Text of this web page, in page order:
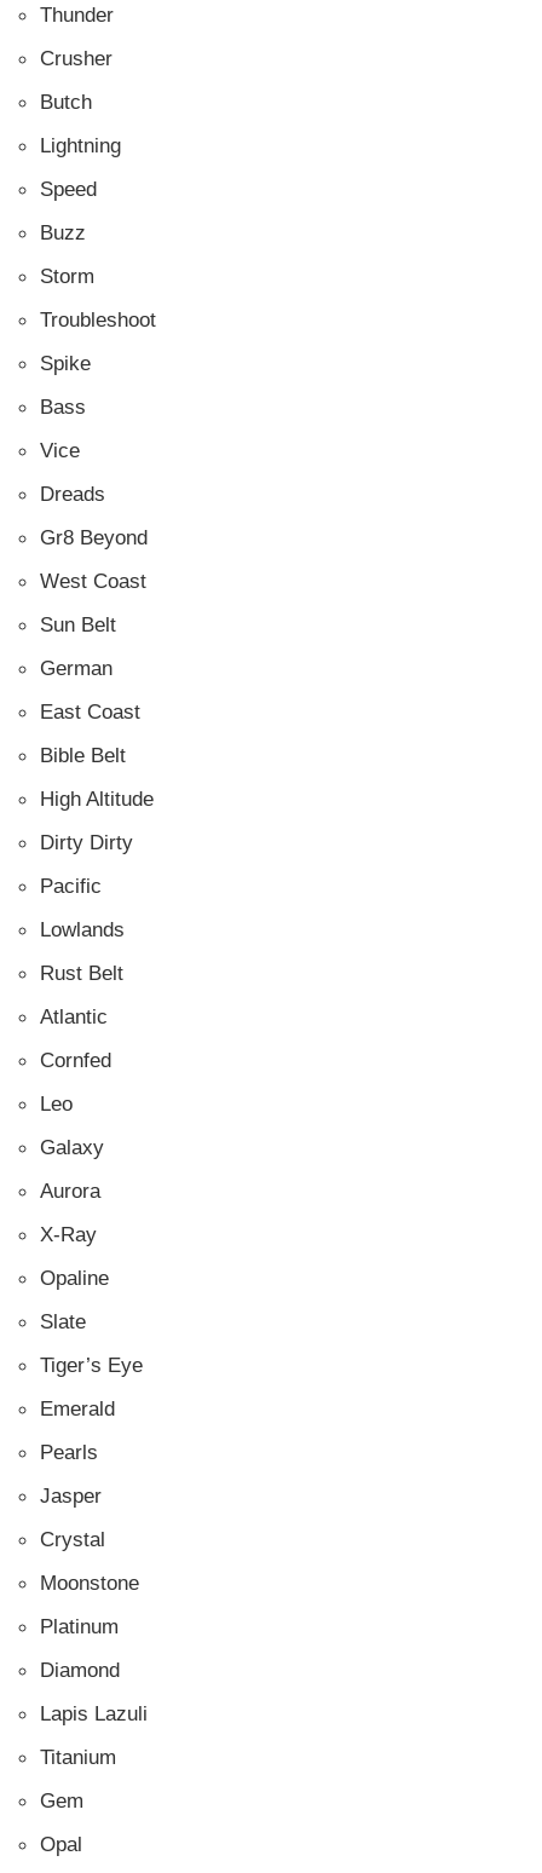
Thunder
Crusher
Butch
Lightning
Speed
Buzz
Storm
Troubleshoot
Spike
Bass
Vice
Dreads
Gr8 Beyond
West Coast
Sun Belt
German
East Coast
Bible Belt
High Altitude
Dirty Dirty
Pacific
Lowlands
Rust Belt
Atlantic
Cornfed
Leo
Galaxy
Aurora
X-Ray
Opaline
Slate
Tiger’s Eye
Emerald
Pearls
Jasper
Crystal
Moonstone
Platinum
Diamond
Lapis Lazuli
Titanium
Gem
Opal